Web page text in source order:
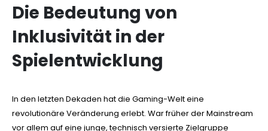
Die Bedeutung von
Inklusivität in der
Spielentwicklung
In den letzten Dekaden hat die Gaming-Welt eine
revolutionäre Veränderung erlebt. War früher der Mainstream
vor allem auf eine junge, technisch versierte Zielgruppe